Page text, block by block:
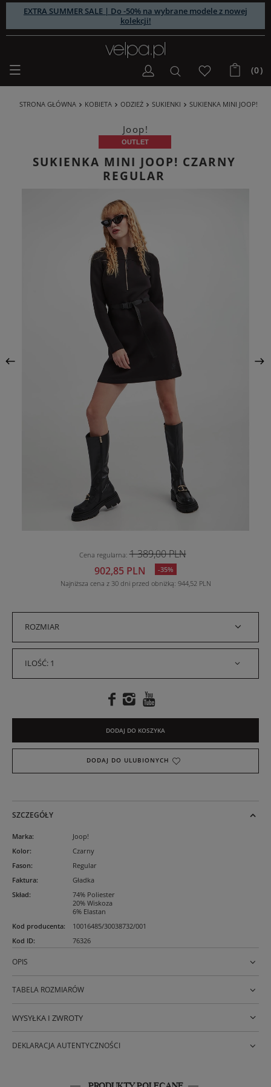
EXTRA SUMMER SALE | Do -50% na wybrane modele z nowej
kolekcji!
(0)
STRONA GŁÓWNA KOBIETA ODZIEŻ SUKIENKI SUKIENKA MINI JOOP!
Joop!
OUTLET
SUKIENKA MINI JOOP! CZARNY
REGULAR
Cena regularna:1 389,00 PLN
902,85 PLN
-35%
Najniższa cena z 30 dni przed obniżką 944,52 PLN
ROZMIAR
ILOŚĆ: 1
DODAJ DO KOSZYKA
DODAJ DO ULUBIONYCH
SZCZEGÓŁY
Marka:
Joop!
Kolor:
Czarny
Fason:
Regular
Faktura:
Gładka
Skład:
74% Poliester
20% Wiskoza
6% Elastan
Kod producenta:
10016485/30038732/001
Kod ID: 76326
OPIS
TABELA ROZMIARÓW
WYSYŁKA I ZWROTY
DEKLARACJA AUTENTYCZNOŚCI